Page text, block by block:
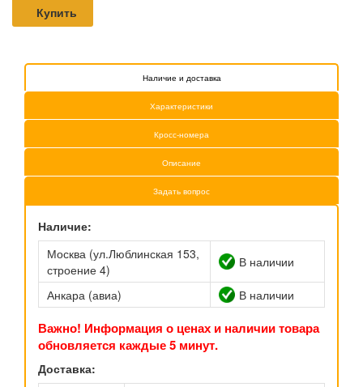
Купить
Наличие и доставка
Характеристики
Кросс-номера
Описание
Задать вопрос
Наличие:
Москва (ул.Люблинская 153,
строение 4)
В наличии
Анкара (авиа) В наличии
Важно! Информация о ценах и наличии товара
обновляется каждые 5 минут.
Доставка: